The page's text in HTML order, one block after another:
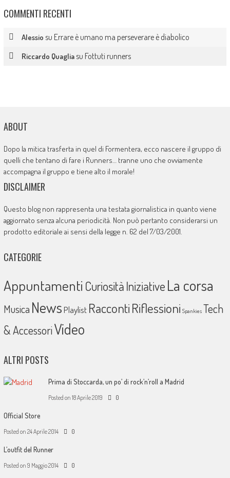
COMMENTI RECENTI
Alessio su Errare è umano ma perseverare è diabolico
Riccardo Quagliasu Fottuti runners
ABOUT
Dopo la mitica trasferta in quel di Formentera, ecco nascere il gruppo di
quelli che tentano di fare i Runners… tranne uno che ovviamente
accompagna il gruppo e tiene alto il morale!
DISCLAIMER
Questo blog non rappresenta una testata giornalistica in quanto viene
aggiornato senza alcuna periodicità. Non può pertanto considerarsi un
prodotto editoriale ai sensi della legge n. 62 del 7/03/2001.
CATEGORIE
Appuntamenti CuriositàIniziativeLa corsa
Musica NewsPlaylist RaccontiRiflessioni Spankies Tech
& AccessoriVideo
ALTRI POSTS
Prima di Stoccarda, un po’ di rock’n’roll a Madrid
Posted on 18 Aprile 2019 0
Official Store
Posted on 24 Aprile 2014 0
L’outfit del Runner
Posted on 9 Maggio 2014 0